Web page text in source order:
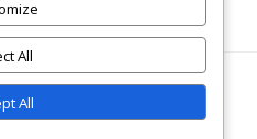
©2026 TOATE DREPTURILE
All
All